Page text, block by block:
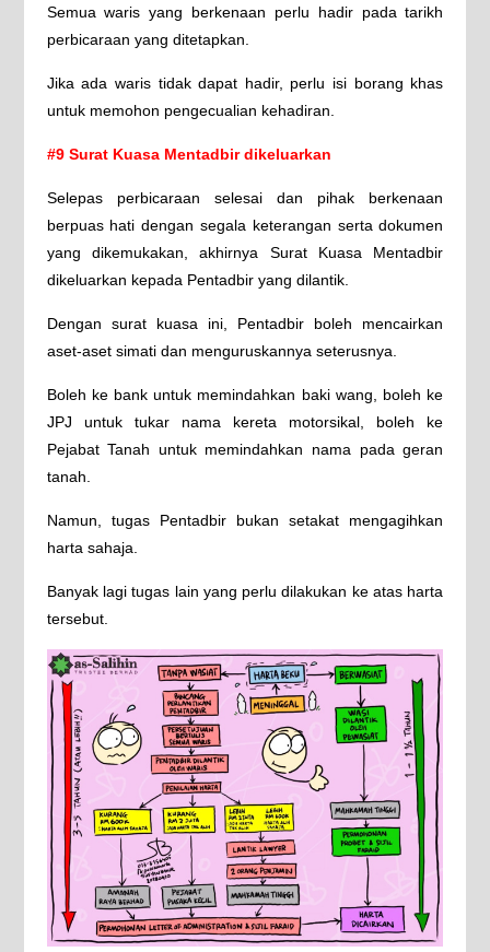
Semua waris yang berkenaan perlu hadir pada tarikh
perbicaraan yang ditetapkan.
Jika ada waris tidak dapat hadir, perlu isi borang khas
untuk memohon pengecualian kehadiran.
#9 Surat Kuasa Mentadbir dikeluarkan
Selepas perbicaraan selesai dan pihak berkenaan
berpuas hati dengan segala keterangan serta dokumen
yang dikemukakan, akhirnya Surat Kuasa Mentadbir
dikeluarkan kepada Pentadbir yang dilantik.
Dengan surat kuasa ini, Pentadbir boleh mencairkan
aset-aset simati dan menguruskannya seterusnya.
Boleh ke bank untuk memindahkan baki wang, boleh ke
JPJ untuk tukar nama kereta motorsikal, boleh ke
Pejabat Tanah untuk memindahkan nama pada geran
tanah.
Namun, tugas Pentadbir bukan setakat mengagihkan
harta sahaja.
Banyak lagi tugas lain yang perlu dilakukan ke atas harta
tersebut.